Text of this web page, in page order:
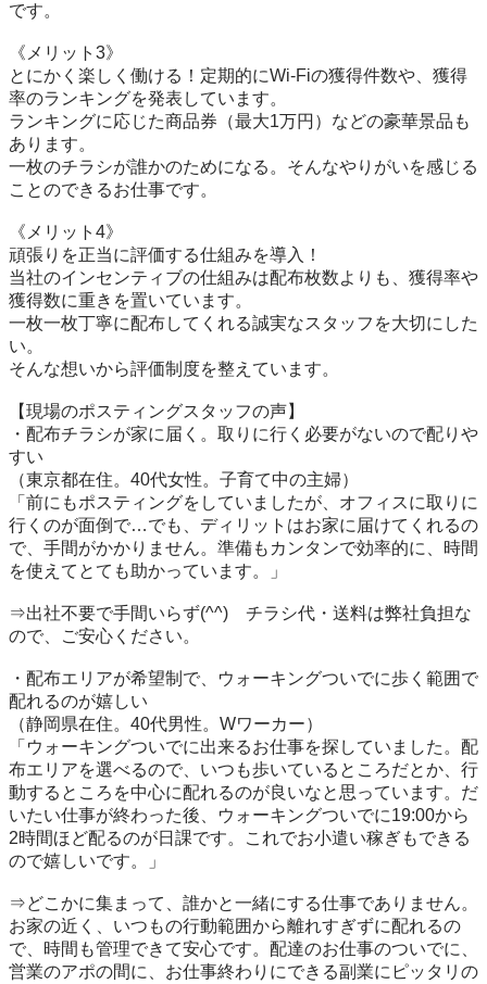
です。
《メリット3》
とにかく楽しく働ける！定期的にWi-Fiの獲得件数や、獲得
率のランキングを発表しています。
ランキングに応じた商品券（最大1万円）などの豪華景品も
あります。
一枚のチラシが誰かのためになる。そんなやりがいを感じる
ことのできるお仕事です。
《メリット4》
頑張りを正当に評価する仕組みを導入！
当社のインセンティブの仕組みは配布枚数よりも、獲得率や
獲得数に重きを置いています。
一枚一枚丁寧に配布してくれる誠実なスタッフを大切にした
い。
そんな想いから評価制度を整えています。
【現場のポスティングスタッフの声】
・配布チラシが家に届く。取りに行く必要がないので配りや
すい
（東京都在住。40代女性。子育て中の主婦）
「前にもポスティングをしていましたが、オフィスに取りに
行くのが面倒で…でも、ディリットはお家に届けてくれるの
で、手間がかかりません。準備もカンタンで効率的に、時間
を使えてとても助かっています。」
⇒出社不要で手間いらず(^^)　チラシ代・送料は弊社負担な
ので、ご安心ください。
・配布エリアが希望制で、ウォーキングついでに歩く範囲で
配れるのが嬉しい
（静岡県在住。40代男性。Wワーカー）
「ウォーキングついでに出来るお仕事を探していました。配
布エリアを選べるので、いつも歩いているところだとか、行
動するところを中心に配れるのが良いなと思っています。だ
いたい仕事が終わった後、ウォーキングついでに19:00から
2時間ほど配るのが日課です。これでお小遣い稼ぎもできる
ので嬉しいです。」
⇒どこかに集まって、誰かと一緒にする仕事でありません。
お家の近く、いつもの行動範囲から離れすぎずに配れるの
で、時間も管理できて安心です。配達のお仕事のついでに、
営業のアポの間に、お仕事終わりにできる副業にピッタリの